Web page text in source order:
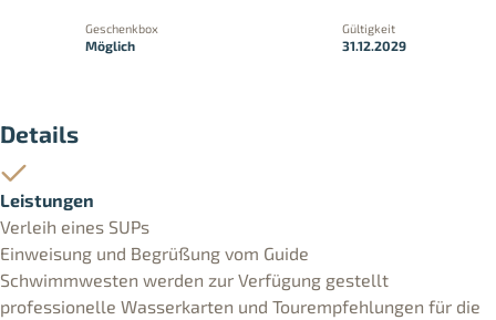
Geschenkbox
Möglich
Gültigkeit
31.12.2029
Details
Leistungen
Verleih eines SUPs
Einweisung und Begrüßung vom Guide
Schwimmwesten werden zur Verfügung gestellt
professionelle Wasserkarten und Tourempfehlungen für die